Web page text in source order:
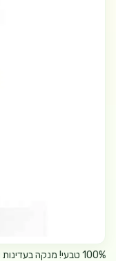
100% טבעי! מנקה